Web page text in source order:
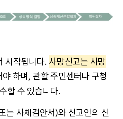
시작됩니다. 사망신고는 사망
야 하며, 관할 주민센터나 구청
할 수 있습니다.
는 사체검안서)와 신고인의 신